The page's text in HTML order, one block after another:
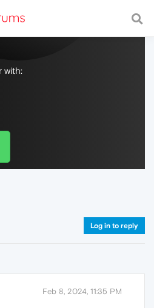
with a fast and
with:
Log in to reply
Feb 8, 2024, 11:35 PM